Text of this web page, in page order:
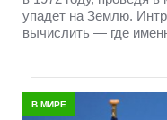
упадет на Землю.
вычислить — где
В МИРЕ